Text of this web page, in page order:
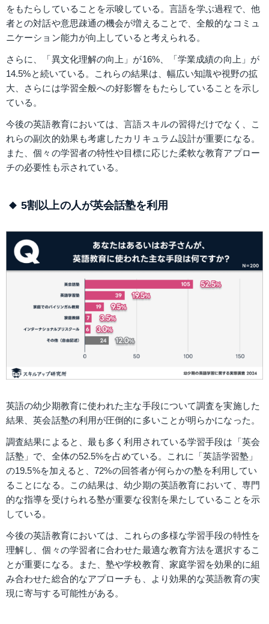
をもたらしていることを示唆している。言語を学ぶ過程で、他
者との対話や意思疎通の機会が増えることで、全般的なコミュ
ニケーション能力が向上していると考えられる。
さらに、「異文化理解の向上」が16%、「学業成績の向上」が
14.5%と続いている。これらの結果は、幅広い知識や視野の拡
大、さらには学習全般への好影響をもたらしていることを示し
ている。
今後の英語教育においては、言語スキルの習得だけでなく、こ
れらの副次的効果も考慮したカリキュラム設計が重要になる。
また、個々の学習者の特性や目標に応じた柔軟な教育アプロー
チの必要性も示されている。
5割以上の人が英会話塾を利用
英語の幼少期教育に使われた主な手段について調査を実施した
結果、英会話塾の利用が圧倒的に多いことが明らかになった。
調査結果によると、最も多く利用されている学習手段は「英会
話塾」で、全体の52.5%を占めている。これに「英語学習塾」
の19.5%を加えると、72%の回答者が何らかの塾を利用してい
ることになる。この結果は、幼少期の英語教育において、専門
的な指導を受けられる塾が重要な役割を果たしていることを示
している。
今後の英語教育においては、これらの多様な学習手段の特性を
理解し、個々の学習者に合わせた最適な教育方法を選択するこ
とが重要になる。また、塾や学校教育、家庭学習を効果的に組
み合わせた総合的なアプローチも、より効果的な英語教育の実
現に寄与する可能性がある。